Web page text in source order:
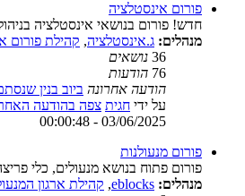
פורום אינסטלציה
חדש! פורום בנושאי אינסטלציה בניהול משה גבילי-אינסטלטור 24
מנהלים: ג.אינסטלציה, קהילת פורום
36 נושאים
76 הודעות
הודעה אחרונה ביוב בנין
על ידי חגית צפה בהודעה
03/06/2025 - 00:00:48
פורום מנעולנות
פורום פתוח בנושא מנעולים, כלי
מנהלים: eblocks
, קהילת ארגון